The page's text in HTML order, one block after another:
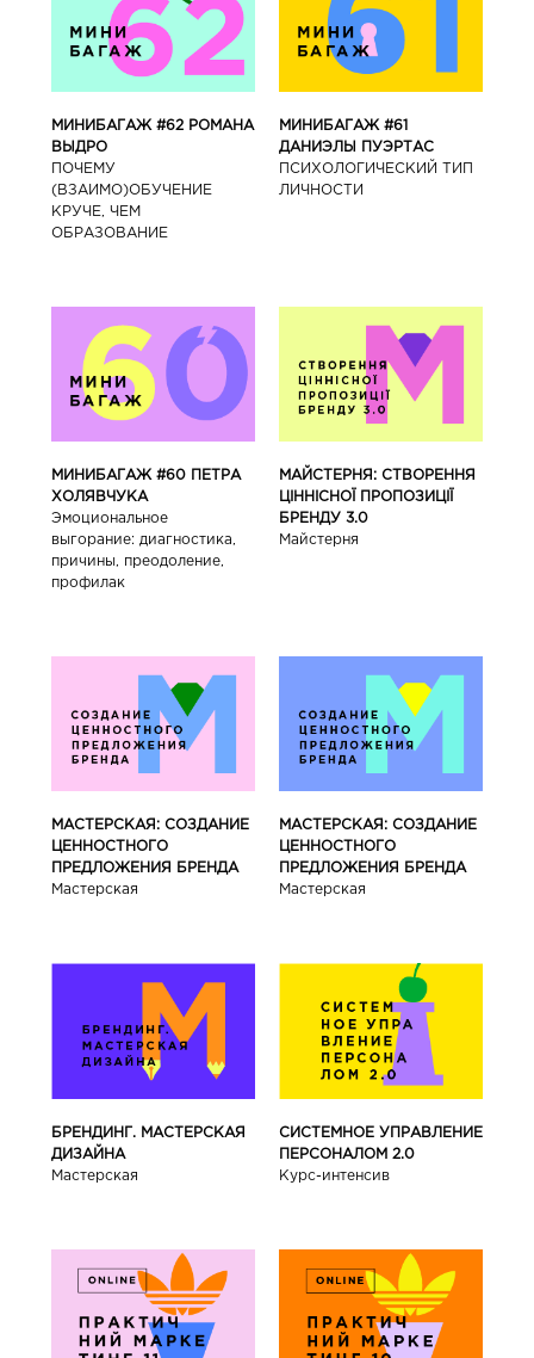
МИНИБАГАЖ #62 РОМАНА
ВЫДРО
ПОЧЕМУ
(ВЗАИМО)ОБУЧЕНИЕ
КРУЧЕ, ЧЕМ
ОБРАЗОВАНИЕ
МИНИБАГАЖ #61
ДАНИЭЛЫ ПУЭРТАС
ПСИХОЛОГИЧЕСКИЙ ТИП
ЛИЧНОСТИ
МИНИБАГАЖ #60 ПЕТРА
ХОЛЯВЧУКА
Эмоциональное
выгорание: диагностика,
причины, преодоление,
профилак
МАЙСТЕРНЯ: СТВОРЕННЯ
ЦІННІСНОЇ ПРОПОЗИЦІЇ
БРЕНДУ 3.0
Майстерня
МАСТЕРСКАЯ: СОЗДАНИЕ
ЦЕННОСТНОГО
ПРЕДЛОЖЕНИЯ БРЕНДА
Мастерская
МАСТЕРСКАЯ: СОЗДАНИЕ
ЦЕННОСТНОГО
ПРЕДЛОЖЕНИЯ БРЕНДА
Мастерская
БРЕНДИНГ. МАСТЕРСКАЯ
ДИЗАЙНА
Мастерская
СИСТЕМНОЕ УПРАВЛЕНИЕ
ПЕРСОНАЛОМ 2.0
Курс-интенсив